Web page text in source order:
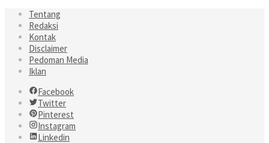
Tentang
Redaksi
Kontak
Disclaimer
Pedoman Media
Iklan
Facebook
Twitter
Pinterest
Instagram
Linkedin